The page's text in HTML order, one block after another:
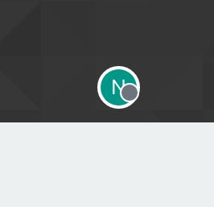
N
Offline